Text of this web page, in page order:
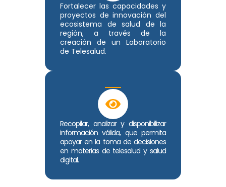
Fortalecer las capacidades y
proyectos de innovación del
ecosistema de salud de la
región, a través de la
creación de un Laboratorio
de Telesalud.
Recopilar, analizar y disponibilizar
información válida, que permita
apoyar en la toma de decisiones
en materias de telesalud y salud
digital.